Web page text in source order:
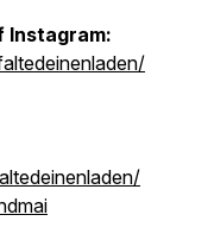
Instagram: